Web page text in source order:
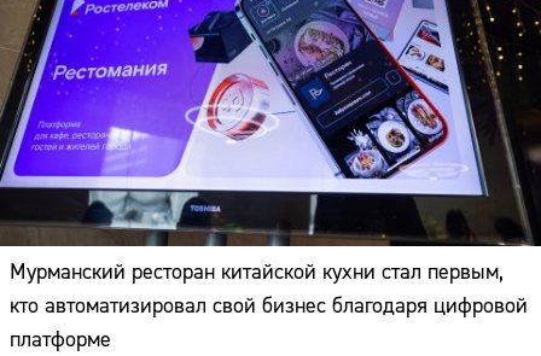
Мурманский ресторан китайской кухни стал первым,
кто автоматизировал свой бизнес благодаря цифровой
платформе